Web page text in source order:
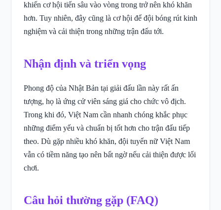
khiến cơ hội tiến sâu vào vòng trong trở nên khó khăn
hơn. Tuy nhiên, đây cũng là cơ hội để đội bóng rút kinh
nghiệm và cải thiện trong những trận đấu tới.
Nhận định và triển vọng
Phong độ của Nhật Bản tại giải đấu lần này rất ấn
tượng, họ là ứng cử viên sáng giá cho chức vô địch.
Trong khi đó, Việt Nam cần nhanh chóng khắc phục
những điểm yếu và chuẩn bị tốt hơn cho trận đấu tiếp
theo. Dù gặp nhiều khó khăn, đội tuyển nữ Việt Nam
vẫn có tiềm năng tạo nên bất ngờ nếu cải thiện được lối
chơi.
Câu hỏi thường gặp (FAQ)